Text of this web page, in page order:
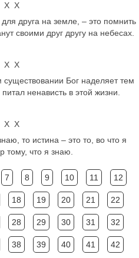
Х Х
друга на земле, – это помнить
своими друг другу на небесах.
Х Х
существовании Бог наделяет тем
ненависть в этой жизни.
Х Х
то истина – это то, во что я
тому, что я знаю.
7 8 9 10 11 12
18 19 20 21 22
28 29 30 31 32
38 39 40 41 42